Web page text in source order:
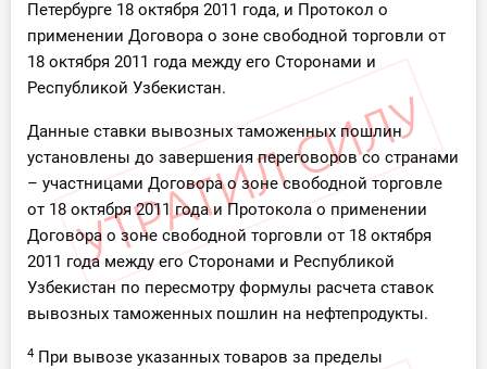
Петербурге 18 октября 2011 года, и Протокол о
применении Договора о зоне свободной торговли от
18 октября 2011 года между его Сторонами и
Республикой Узбекистан.
Данные ставки вывозных таможенных пошлин
установлены до завершения переговоров со странами
– участницами Договора о зоне свободной торговле
от 18 октября 2011 года и Протокола о применении
Договора о зоне свободной торговли от 18 октября
2011 года между его Сторонами и Республикой
Узбекистан по пересмотру формулы расчета ставок
вывозных таможенных пошлин на нефтепродукты.
4 При вывозе указанных товаров за пределы